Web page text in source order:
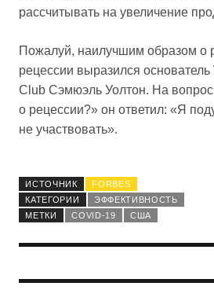
рассчитывать на увеличение
Пожалуй, наилучшим образом о
рецессии выразился основатель
Club Сэмюэль Уолтон. На
о рецессии?» он ответил: «Я
не участвовать».
ИСТОЧНИК
FORBES
КАТЕГОРИИ
ЭФФЕКТИВНОСТЬ
МЕТКИ
COVID-19 США